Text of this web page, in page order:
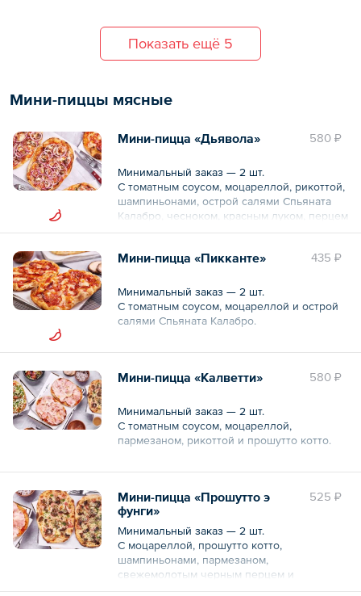
Показать ещё 5
Мини-пиццы мясные
580 ₽
Мини-пицца «Дьявола»
Минимальный заказ — 2 шт.
С томатным соусом, моцареллой, рикоттой,
шампиньонами, острой салями Спьяната
Калабро, чесноком, красным луком, перцем
чили и пармезаном.
Общий вес – 270 г 435 ₽
Мини-пицца «Пикканте»
Минимальный заказ — 2 шт.
С томатным соусом, моцареллой и острой
салями Спьяната Калабро.
Общий вес – 190 г
580 ₽
Мини-пицца «Калветти»
Минимальный заказ — 2 шт.
С томатным соусом, моцареллой,
пармезаном, рикоттой и прошутто котто.
Общий вес – 240 г
525 ₽
Мини-пицца «Прошутто э
фунги»
Минимальный заказ — 2 шт.
С моцареллой, прошутто котто,
шампиньонами, пармезаном,
свежемолотым черным перцем и
петрушкой.